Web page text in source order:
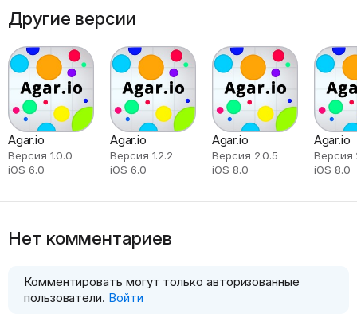
Другие версии
Agar.io
Версия 1.0.0
iOS 6.0
Agar.io
Версия 1.2.2
iOS 6.0
Agar.io
Версия 2.0.5
iOS 8.0
Agar.io
Версия
iOS 8.0
Нет комментариев
Комментировать могут только авторизованные
пользователи. Войти